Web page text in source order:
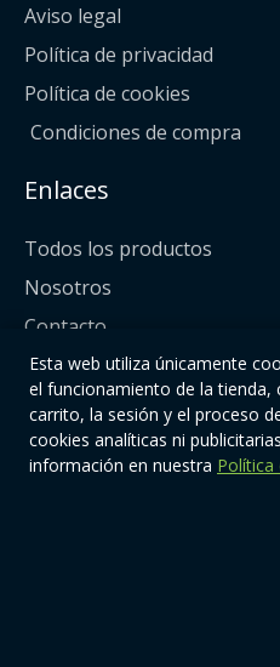
Aviso legal
Política de privacidad
Política de cookies
Condiciones de compra
Enlaces
Todos los productos
Nosotros
Contacto
Síguenos
Esta web utiliza únicamente
el funcionamiento de la tienda,
carrito, la sesión y el proceso
cookies analíticas ni
información en nuestra Política